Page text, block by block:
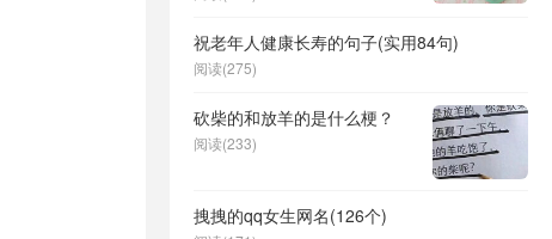
祝老年人健康长寿的句子(实用84句)
阅读(275)
砍柴的和放羊的是什么梗？
阅读(233)
拽拽的qq女生网名(126个)